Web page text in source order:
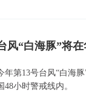
风“白海豚”将
年第13号台风“白海
48小时警戒线内。